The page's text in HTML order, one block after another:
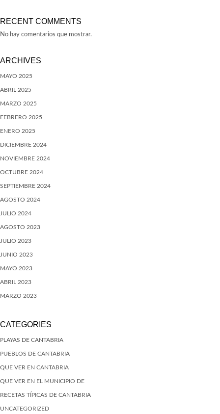
RECENT COMMENTS
No hay comentarios que mostrar.
ARCHIVES
MAYO 2025
ABRIL 2025
MARZO 2025
FEBRERO 2025
ENERO 2025
DICIEMBRE 2024
NOVIEMBRE 2024
OCTUBRE 2024
SEPTIEMBRE 2024
AGOSTO 2024
JULIO 2024
AGOSTO 2023
JULIO 2023
JUNIO 2023
MAYO 2023
ABRIL 2023
MARZO 2023
CATEGORIES
PLAYAS DE CANTABRIA
PUEBLOS DE CANTABRIA
QUE VER EN CANTABRIA
QUE VER EN EL MUNICIPIO DE
RECETAS TÍPICAS DE CANTABRIA
UNCATEGORIZED